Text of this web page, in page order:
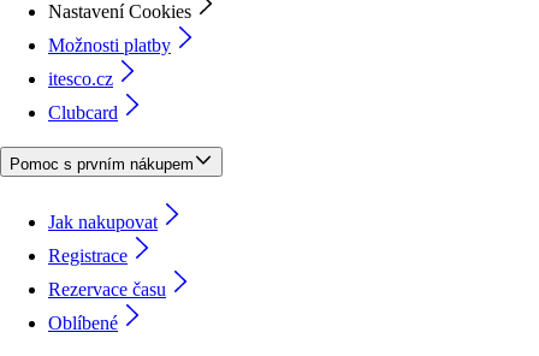
Nastavení Cookies
Možnosti platby
itesco.cz
Clubcard
Pomoc s prvním nákupem
Jak nakupovat
Registrace
Rezervace času
Oblíbené